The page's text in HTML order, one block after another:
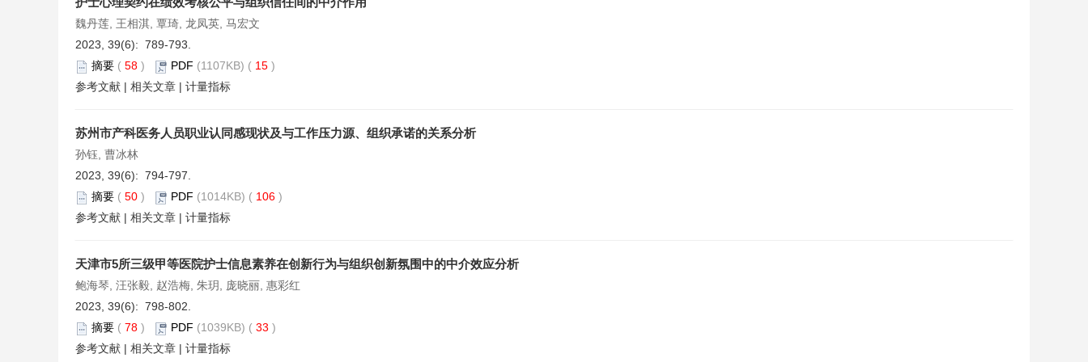
魏丹莲, 王相淇, 覃琦, 龙凤英, 马宏文
2023, 39(6): 789-793.
摘要 ( 58 ) PDF (1107KB) ( 15 )
参考文献 | 相关文章 | 计量指标
苏州市产科医务人员职业认同感现状及与工作压力源、组织承诺的关系分析
孙钰, 曹冰林
2023, 39(6): 794-797.
摘要 ( 50 ) PDF (1014KB) ( 106 )
参考文献 | 相关文章 | 计量指标
天津市5所三级甲等医院护士信息素养在创新行为与组织创新氛围中的中介效应分析
鲍海琴, 汪张毅, 赵浩梅, 朱玥, 庞晓丽, 惠彩红
2023, 39(6): 798-802.
摘要 ( 78 ) PDF (1039KB) ( 33 )
参考文献 | 相关文章 | 计量指标